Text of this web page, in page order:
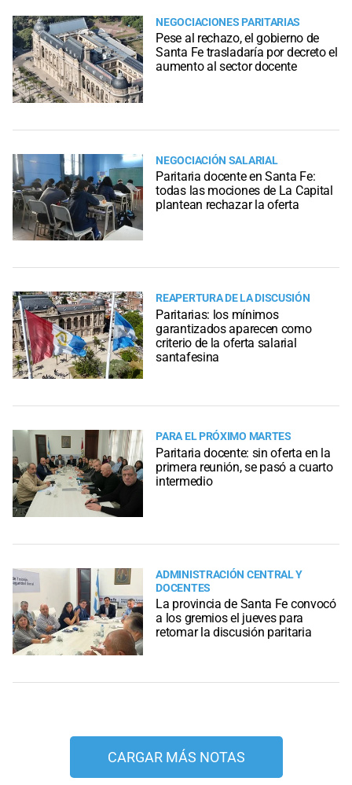
NEGOCIACIONES PARITARIAS
Pese al rechazo, el gobierno de
Santa Fe trasladaría por decreto el
aumento al sector docente
NEGOCIACIÓN SALARIAL
Paritaria docente en Santa Fe:
todas las mociones de La Capital
plantean rechazar la oferta
REAPERTURA DE LA DISCUSIÓN
Paritarias: los mínimos
garantizados aparecen como
criterio de la oferta salarial
santafesina
PARA EL PRÓXIMO MARTES
Paritaria docente: sin oferta en la
primera reunión, se pasó a cuarto
intermedio
ADMINISTRACIÓN CENTRAL Y
DOCENTES
La provincia de Santa Fe convocó
a los gremios el jueves para
retomar la discusión paritaria
CARGAR MÁS NOTAS